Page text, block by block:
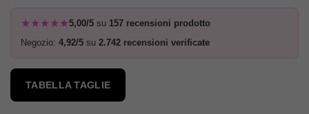
★★★★★5,00/5 su 157 recensioni prodotto
Negozio: 4,92/5 su 2.742 recensioni verificate
TABELLA TAGLIE